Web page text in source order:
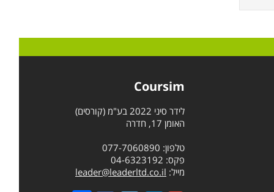
Coursim
לידר סיני 2022 בע"מ (קורסים)
האומן 17, חדרה
טלפון: 077-7060890
פקס: 04-6323192
מייל: leader@leaderltd.co.il